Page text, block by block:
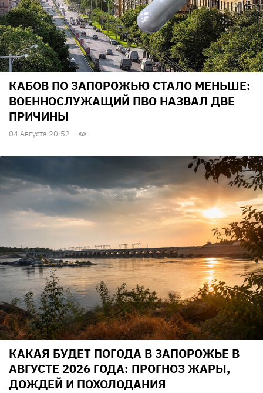
КАБОВ ПО ЗАПОРОЖЬЮ СТАЛО МЕНЬШЕ:
ВОЕННОСЛУЖАЩИЙ ПВО НАЗВАЛ ДВЕ
ПРИЧИНЫ
04 Августа 20:52
КАКАЯ БУДЕТ ПОГОДА В ЗАПОРОЖЬЕ В
АВГУСТЕ 2026 ГОДА: ПРОГНОЗ ЖАРЫ,
ДОЖДЕЙ И ПОХОЛОДАНИЯ